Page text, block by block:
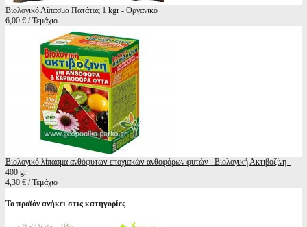
Βιολογικό Λίπασμα Πατάτας 1 kgr - Οργανικό
6,00 € / Τεμάχιο
Βιολογικό λίπασμα ανθόφυτων-εποχιακών-ανθοφόρων φυτών - Βιολογική Ακτιβοζίνη -
400 gr
4,30 € / Τεμάχιο
Το προϊόν ανήκει στις κατηγορίες